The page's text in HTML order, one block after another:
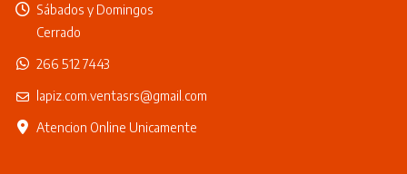
Sábados y Domingos
Cerrado
266 512 7443
lapiz.com.ventasrs@gmail.com
Atencion Online Unicamente